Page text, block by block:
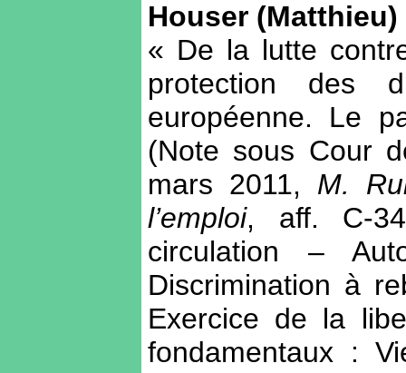
Houser (Matthieu)
« De la lutte
protection des
européenne. Le
(Note sous Cour
mars 2011, M.
l’emploi, aff. C-
circulation –
Discrimination à
Exercice de la
fondamentaux :